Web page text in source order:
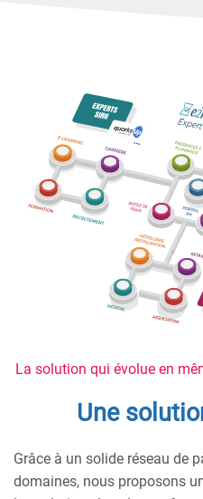
La solution qui évolue en
Une
Grâce à un solide réseau de
domaines, nous proposons